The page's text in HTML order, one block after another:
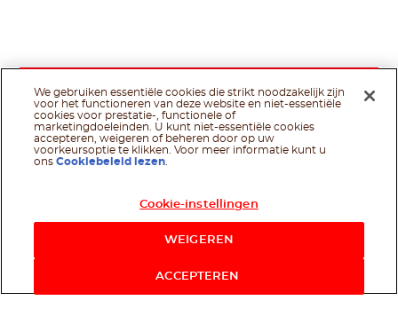
We gebruiken essentiële cookies die strikt noodzakelijk zijn
voor het functioneren van deze website en niet-essentiële
cookies voor prestatie-, functionele of
marketingdoeleinden. U kunt niet-essentiële cookies
accepteren, weigeren of beheren door op uw
voorkeursoptie te klikken. Voor meer informatie kunt u
onsCookiebeleid lezen
Cookie-instellingen
WEIGEREN
ACCEPTEREN